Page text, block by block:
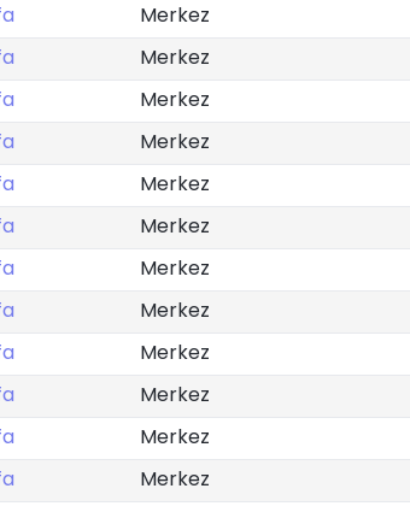
Merkez
Merkez
Merkez
Merkez
Merkez
Merkez
Merkez
Merkez
Merkez
Merkez
Merkez
Merkez